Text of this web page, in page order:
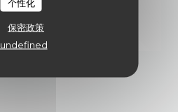
个性化
保密政策
undefined